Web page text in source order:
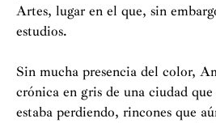
Artes, lugar en el que, sin
estudios.
Sin mucha presencia del color,
crónica en gris de una ciudad que
estaba perdiendo, rincones que